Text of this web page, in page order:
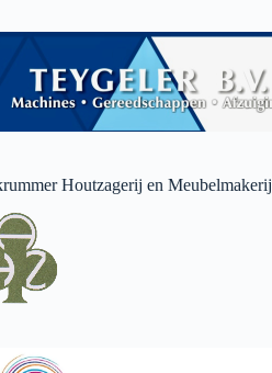
Houtzagerij en Meubelmakerij